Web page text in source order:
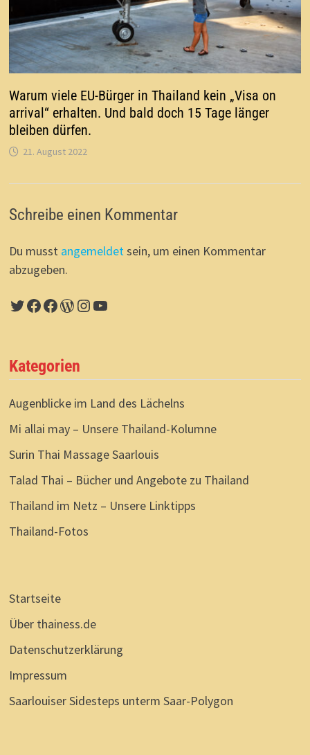
Warum viele EU-Bürger in Thailand kein „Visa on
arrival“ erhalten. Und bald doch 15 Tage länger
bleiben dürfen.
21. August 2022
Schreibe einen Kommentar
Du musst angemeldetsein, um einen Kommentar
abzugeben.
Twitter
Facebook
Facebook
WordPress
Instagram
YouTube
Kategorien
Augenblicke im Land des Lächelns
Mi allai may – Unsere Thailand-Kolumne
Surin Thai Massage Saarlouis
Talad Thai – Bücher und Angebote zu Thailand
Thailand im Netz – Unsere Linktipps
Thailand-Fotos
Startseite
Über thainess.de
Datenschutzerklärung
Impressum
Saarlouiser Sidesteps unterm Saar-Polygon